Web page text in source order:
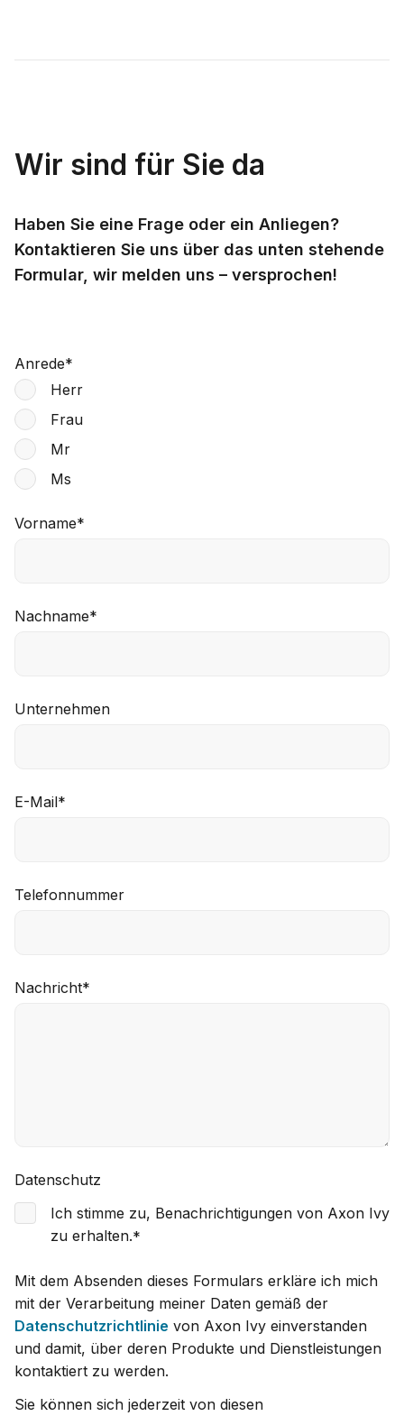
Wir sind für Sie da
Haben Sie eine Frage oder ein Anliegen?
Kontaktieren Sie uns über das unten stehende
Formular, wir melden uns – versprochen!
Anrede*
Herr
Frau
Mr
Ms
Vorname*
Nachname*
Unternehmen
E-Mail*
Telefonnummer
Nachricht*
Datenschutz
Ich stimme zu, Benachrichtigungen von Axon Ivy
zu erhalten.*
Mit dem Absenden dieses Formulars erkläre ich mich
mit der Verarbeitung meiner Daten gemäß der
Datenschutzrichtlinie von Axon Ivy einverstanden
und damit, über deren Produkte und Dienstleistungen
kontaktiert zu werden.
Sie können sich jederzeit von diesen